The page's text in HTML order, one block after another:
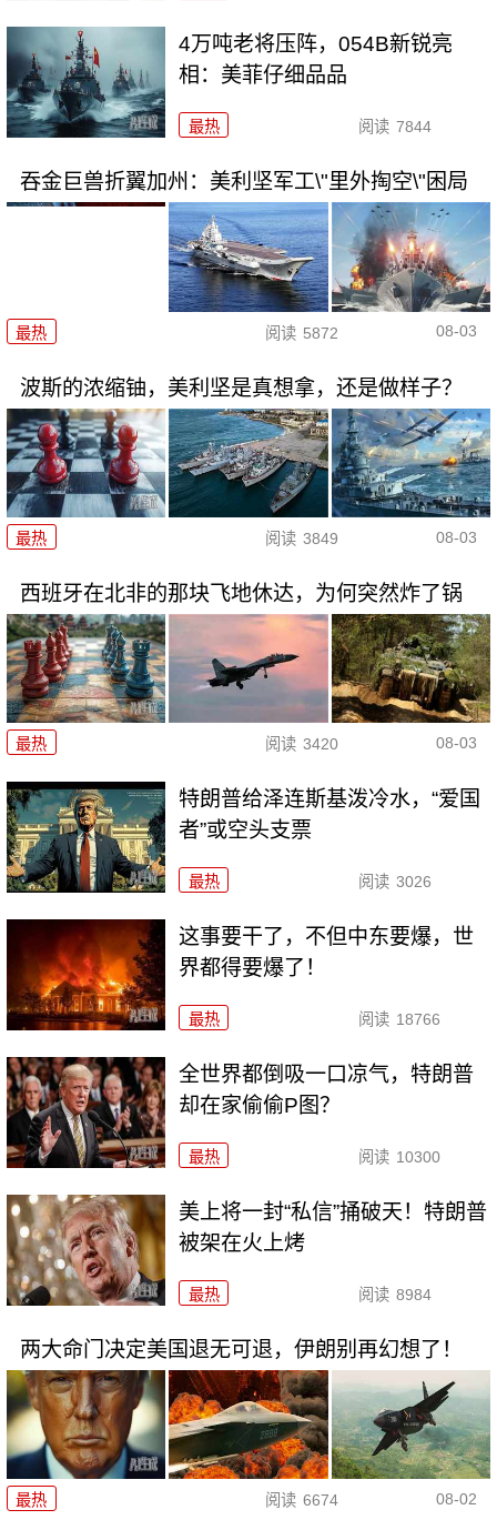
4万吨老将压阵，054B新锐亮
相：美菲仔细品品
最热 阅读 7844
吞金巨兽折翼加州：美利坚军工\"里外掏空\"困局
最热 阅读 5872 08-03
波斯的浓缩铀，美利坚是真想拿，还是做样子？
最热 阅读 3849 08-03
西班牙在北非的那块飞地休达，为何突然炸了锅
最热 阅读 3420 08-03
特朗普给泽连斯基泼冷水，“爱国
者”或空头支票
最热 阅读 3026
这事要干了，不但中东要爆，世
界都得要爆了！
最热 阅读 18766
全世界都倒吸一口凉气，特朗普
却在家偷偷P图？
最热 阅读 10300
美上将一封“私信”捅破天！特朗普
被架在火上烤
最热 阅读 8984
两大命门决定美国退无可退，伊朗别再幻想了！
最热 阅读 6674 08-02